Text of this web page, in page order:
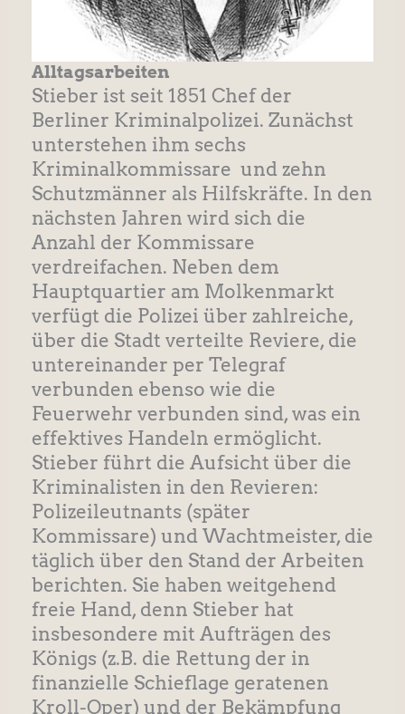
Alltagsarbeiten
Stieber ist seit 1851 Chef der
Berliner Kriminalpolizei. Zunächst
unterstehen ihm sechs
Kriminalkommissare und zehn
Schutzmänner als Hilfskräfte. In den
nächsten Jahren wird sich die
Anzahl der Kommissare
verdreifachen. Neben dem
Hauptquartier am Molkenmarkt
verfügt die Polizei über zahlreiche,
über die Stadt verteilte Reviere, die
untereinander per Telegraf
verbunden ebenso wie die
Feuerwehr verbunden sind, was ein
effektives Handeln ermöglicht.
Stieber führt die Aufsicht über die
Kriminalisten in den Revieren:
Polizeileutnants (später
Kommissare) und Wachtmeister, die
täglich über den Stand der Arbeiten
berichten. Sie haben weitgehend
freie Hand, denn Stieber hat
insbesondere mit Aufträgen des
Königs (z.B. die Rettung der in
finanzielle Schieflage geratenen
Kroll-Oper) und der Bekämpfung